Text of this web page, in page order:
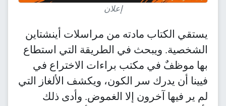
إعلان
يستقي الكتاب مادته من مراسلات أينشتاين
الشخصية. ويبحث في الطريقة التي استطاع
بها موظفٌ في مكتب براءات الاختراع في
فيينا أن يدرك سر الكون، ويكشف الألغاز التي
لم ير فيها آخرون إلا الغموض. وأدى ذلك